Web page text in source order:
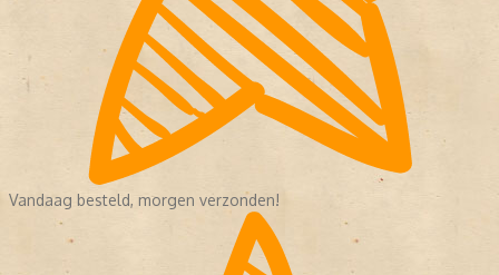
Vandaag besteld, morgen verzonden!